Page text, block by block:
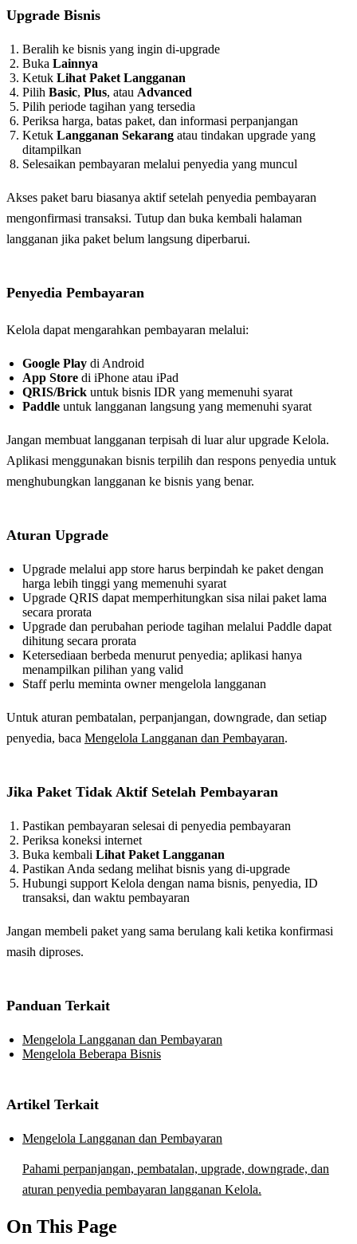
Upgrade Bisnis
Beralih ke bisnis yang ingin di-upgrade
Buka Lainnya
Ketuk Lihat Paket Langganan
Pilih Basic, Plus, atau Advanced
Pilih periode tagihan yang tersedia
Periksa harga, batas paket, dan informasi perpanjangan
Ketuk Langganan Sekarang atau tindakan upgrade yang
ditampilkan
Selesaikan pembayaran melalui penyedia yang muncul
Akses paket baru biasanya aktif setelah penyedia pembayaran
mengonfirmasi transaksi. Tutup dan buka kembali halaman
langganan jika paket belum langsung diperbarui.
Penyedia Pembayaran
Kelola dapat mengarahkan pembayaran melalui:
Google Play di Android
App Store di iPhone atau iPad
QRIS/Brick untuk bisnis IDR yang memenuhi syarat
Paddle untuk langganan langsung yang memenuhi syarat
Jangan membuat langganan terpisah di luar alur upgrade Kelola.
Aplikasi menggunakan bisnis terpilih dan respons penyedia untuk
menghubungkan langganan ke bisnis yang benar.
Aturan Upgrade
Upgrade melalui app store harus berpindah ke paket dengan
harga lebih tinggi yang memenuhi syarat
Upgrade QRIS dapat memperhitungkan sisa nilai paket lama
secara prorata
Upgrade dan perubahan periode tagihan melalui Paddle dapat
dihitung secara prorata
Ketersediaan berbeda menurut penyedia; aplikasi hanya
menampilkan pilihan yang valid
Staff perlu meminta owner mengelola langganan
Untuk aturan pembatalan, perpanjangan, downgrade, dan setiap
penyedia, baca Mengelola Langganan dan Pembayaran.
Jika Paket Tidak Aktif Setelah Pembayaran
Pastikan pembayaran selesai di penyedia pembayaran
Periksa koneksi internet
Buka kembali Lihat Paket Langganan
Pastikan Anda sedang melihat bisnis yang di-upgrade
Hubungi support Kelola dengan nama bisnis, penyedia, ID
transaksi, dan waktu pembayaran
Jangan membeli paket yang sama berulang kali ketika konfirmasi
masih diproses.
Panduan Terkait
Mengelola Langganan dan Pembayaran
Mengelola Beberapa Bisnis
Artikel Terkait
Mengelola Langganan dan Pembayaran
Pahami perpanjangan, pembatalan, upgrade, downgrade, dan
aturan penyedia pembayaran langganan Kelola.
On This Page